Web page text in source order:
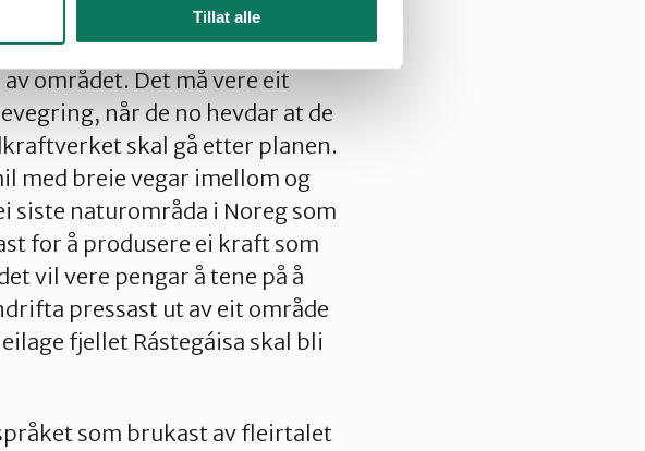
Tillat alle
tolmodet tar slutt. De har
og gjennom klare
området. Det må vere eit
når de no hevdar at de
skal gå etter planen.
med breie vegar imellom og
siste naturområda i Noreg som
for å produsere ei kraft som
vil vere pengar å tene på å
pressast ut av eit område
fjellet Rástegáisa skal bli
som brukast av fleirtalet